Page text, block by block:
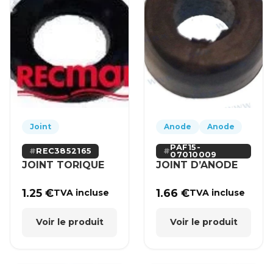
Joint
REC3852165
JOINT TORIQUE
1.25€TVA incluse
Voir le produit
Anode Anode
PAF15-
07010009
JOINT D’ANODE
1.66€TVA incluse
Voir le produit